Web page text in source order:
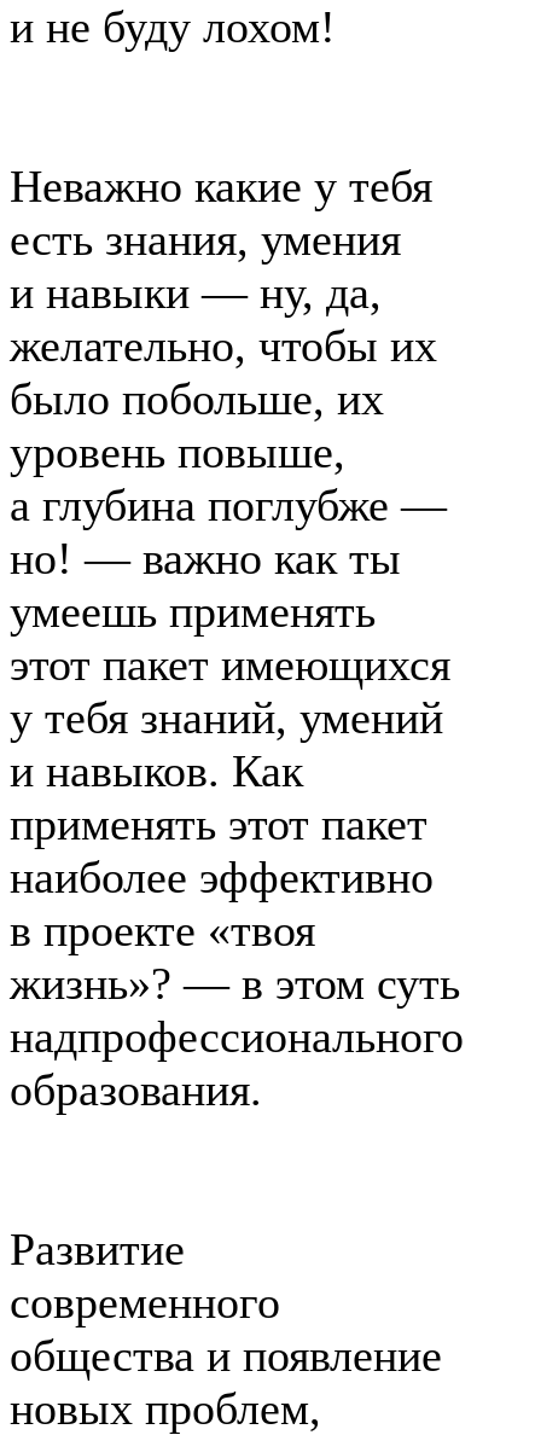
и не буду лохом!
Неважно какие у тебя
есть знания, умения
и навыки — ну, да,
желательно, чтобы их
было побольше, их
уровень повыше,
а глубина поглубже —
но! — важно как ты
умеешь применять
этот пакет имеющихся
у тебя знаний, умений
и навыков. Как
применять этот пакет
наиболее эффективно
в проекте «твоя
жизнь»? — в этом суть
надпрофессионального
образования.
Развитие
современного
общества и появление
новых проблем,